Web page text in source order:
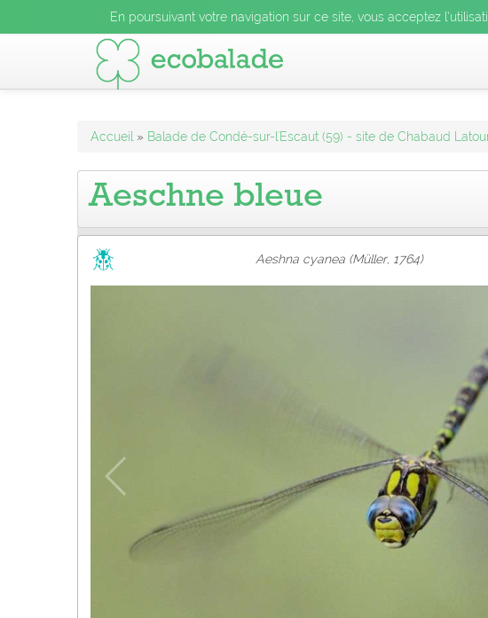
En poursuivant votre navigation sur ce site, vous acceptez
En poursuivant votre navigation sur ce site, vous acceptez
En poursuivant votre navigation sur ce site, vous acceptez l’utilisation
Accueil » Balade de Condé-sur-l'Escaut (59) - site de Chabaud
Aeschne bleue
Aeshna cyanea (Müller, 1764)